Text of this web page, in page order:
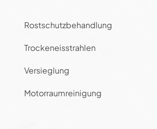
Rostschutzbehandlung
Trockeneisstrahlen
Versieglung
Motorraumreinigung